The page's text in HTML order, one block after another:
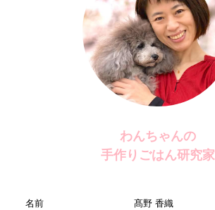
わんちゃんの
手作りごはん研究家
名前
髙野 香織